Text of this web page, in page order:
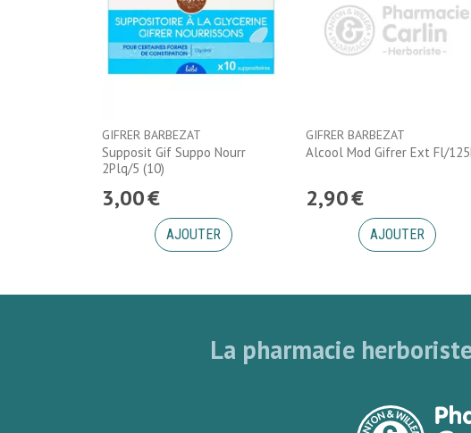
GIFRER BARBEZAT
Supposit Gif Suppo Nourr
2Plq/5 (10)
3,00€
AJOUTER
GIFRER BARBEZAT
Alcool Mod Gifrer Ext Fl/
2,90€
AJOUTER
La pharmacie